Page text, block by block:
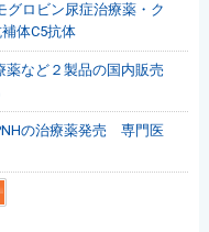
ロビン尿症治療薬・ク
体C5抗体
など２製品の国内販売
の治療薬発売 専門医